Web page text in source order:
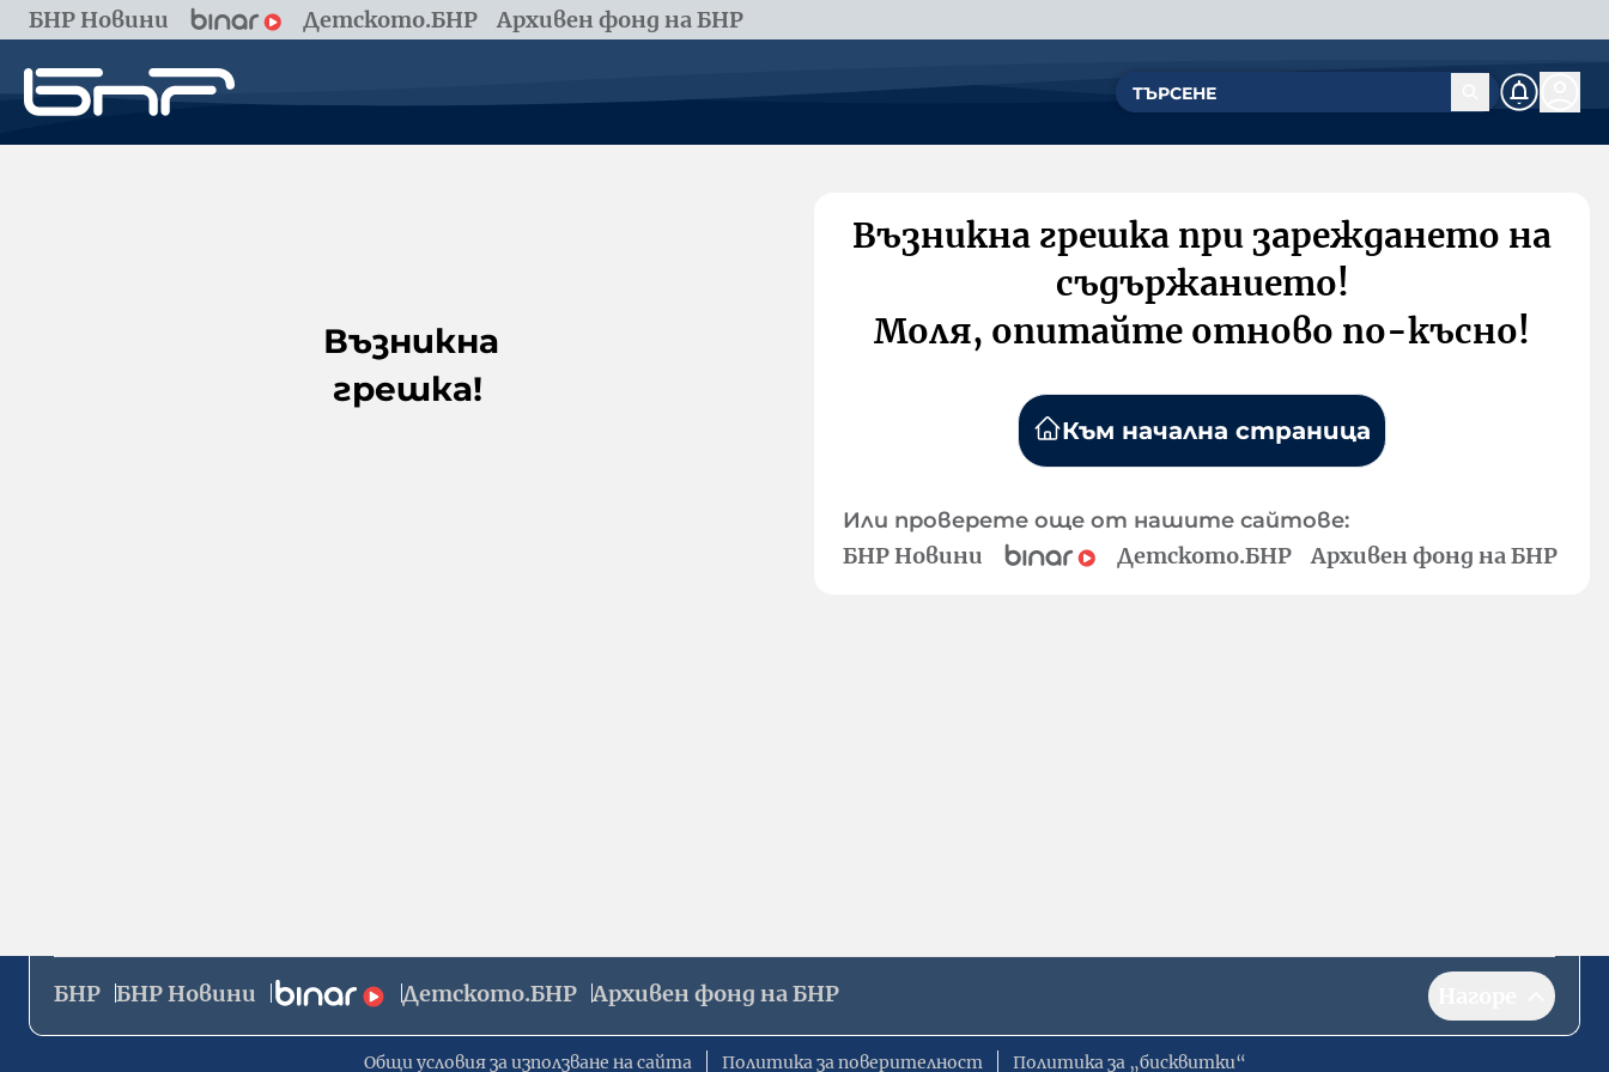
БНР Новини Детското.БНР Архивен фонд на БНР
Възникна
грешка!
Възникна грешка при зареждането на
съдържанието!
Моля, опитайте отново по-късно!
Към начална страница
Или проверете още от нашите сайтове:
БНР Новини Детското.БНР Архивен фонд на БНР
БНР БНР Новини Детското.БНР Архивен фонд на БНР
Общи условия за използване на сайта Политика за поверителност Политика за „бисквитки“